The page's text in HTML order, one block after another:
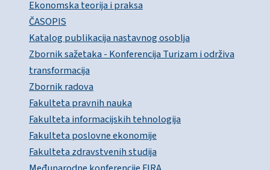
Ekonomska teorija i praksa
ČASOPIS
Katalog publikacija nastavnog osoblja
Zbornik sažetaka - Konferencija Turizam i održiva
transformacija
Zbornik radova
Fakulteta pravnih nauka
Fakulteta informacijskih tehnologija
Fakulteta poslovne ekonomije
Fakulteta zdravstvenih studija